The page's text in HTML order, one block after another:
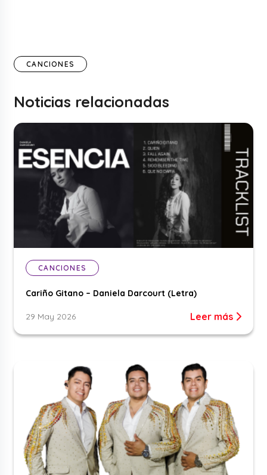
CANCIONES
Noticias relacionadas
CANCIONES
Cariño Gitano – Daniela Darcourt (Letra)
29 May 2026 Leer más